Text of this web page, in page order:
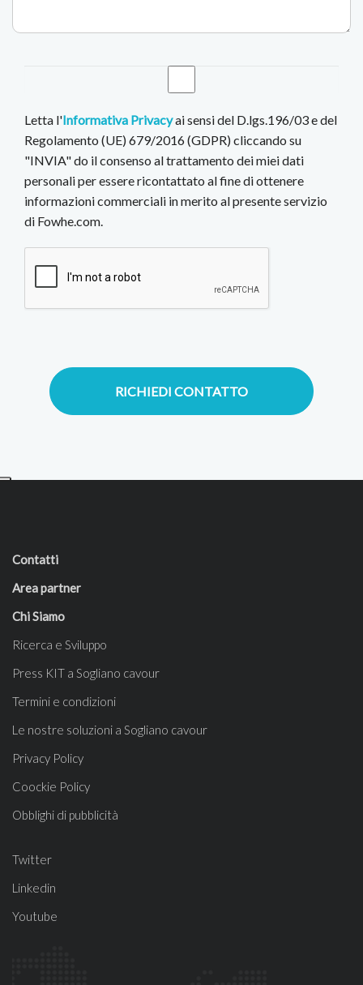
Letta l'Informativa Privacyai sensi del D.lgs.196/03 e del
Regolamento (UE) 679/2016 (GDPR) cliccando su
"INVIA" do il consenso al trattamento dei miei dati
personali per essere ricontattato al fine di ottenere
informazioni commerciali in merito al presente servizio
di Fowhe.com.
RICHIEDI CONTATTO
Contatti
Area partner
Chi Siamo
Ricerca e Sviluppo
Press KIT a Sogliano cavour
Termini e condizioni
Le nostre soluzioni a Sogliano cavour
Privacy Policy
Coockie Policy
Obblighi di pubblicità
Twitter
Linkedin
Youtube